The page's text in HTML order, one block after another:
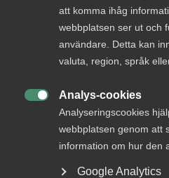
att komma ihåg
webbplatsen ser ut och
användare. Detta kan
valuta, region, språk
Analys-cookies
Analyseringscookies
webbplatsen genom att
information om hur den
Google Analytics
Bli en del av framtidens
arbetsliv
Om Almega
Bli medlem
Rådgivning, hjälp och